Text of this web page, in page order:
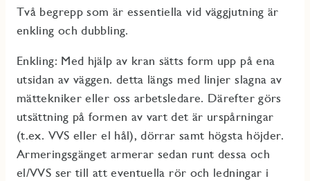
Två begrepp som är essentiella vid väggjutning är
enkling och dubbling.
Enkling: Med hjälp av kran sätts form upp på ena
utsidan av väggen. detta längs med linjer slagna av
mättekniker eller oss arbetsledare. Därefter görs
utsättning på formen av vart det är urspårningar
(t.ex. VVS eller el hål), dörrar samt högsta höjder.
Armeringsgänget armerar sedan runt dessa och
el/VVS ser till att eventuella rör och ledningar i